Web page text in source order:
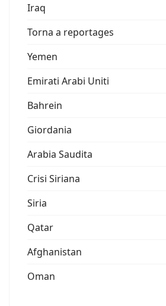
Iraq
Torna a reportages
Yemen
Emirati Arabi Uniti
Bahrein
Giordania
Arabia Saudita
Crisi Siriana
Siria
Qatar
Afghanistan
Oman